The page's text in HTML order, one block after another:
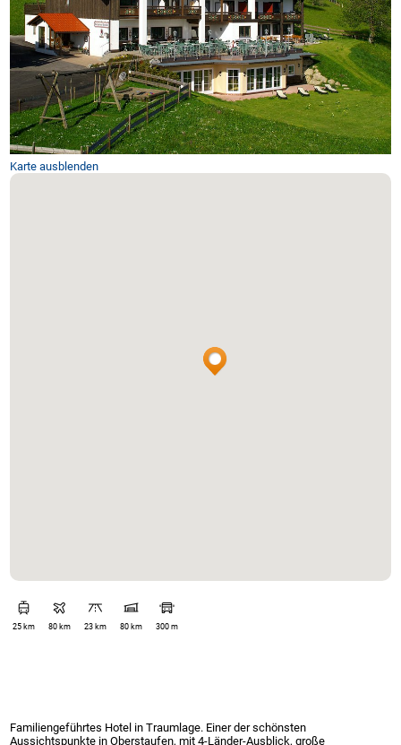
Karte ausblenden
25 km 80 km 23 km 80 km 300 m
Familiengeführtes Hotel in Traumlage. Einer der schönsten
Aussichtspunkte in Oberstaufen, mit 4-Länder-Ausblick, große